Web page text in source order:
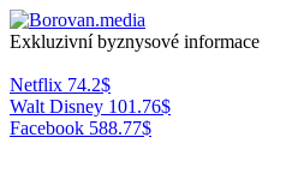
Exkluzivní byznysové informace
Netflix 74.2$
Walt Disney 101.76$
Facebook 588.77$